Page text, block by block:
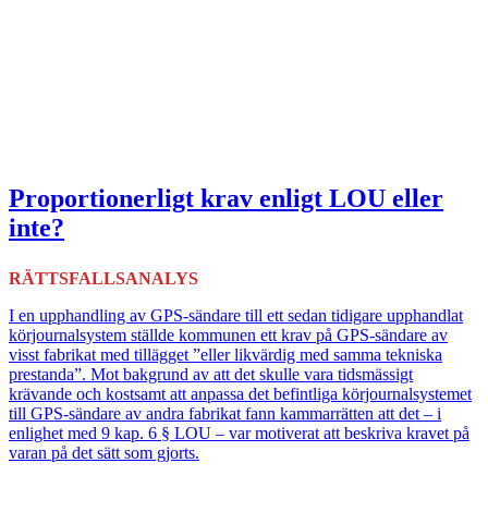
Proportionerligt krav enligt LOU eller
inte?
RÄTTSFALLSANALYS
I en upphandling av GPS-sändare till ett sedan tidigare upphandlat
körjournalsystem ställde kommunen ett krav på GPS-sändare av
visst fabrikat med tillägget ”eller likvärdig med samma tekniska
prestanda”. Mot bakgrund av att det skulle vara tidsmässigt
krävande och kostsamt att anpassa det befintliga körjournalsystemet
till GPS-sändare av andra fabrikat fann kammarrätten att det – i
enlighet med 9 kap. 6 § LOU – var motiverat att beskriva kravet på
varan på det sätt som gjorts.